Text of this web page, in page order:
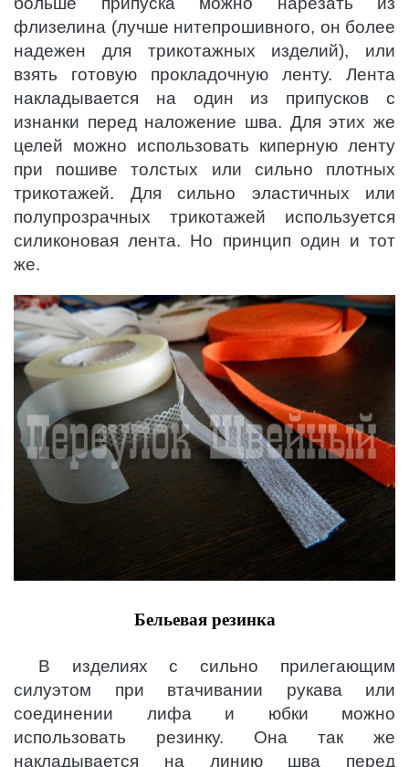
флизелина (лучше нитепрошивного, он более
надежен для трикотажных изделий), или
взять готовую прокладочную ленту. Лента
накладывается на один из припусков с
изнанки перед наложение шва. Для этих же
целей можно использовать киперную ленту
при пошиве толстых или сильно плотных
трикотажей. Для сильно эластичных или
полупрозрачных трикотажей используется
силиконовая лента. Но принцип один и тот
же.
Бельевая резинка
В изделиях с сильно прилегающим
силуэтом при втачивании рукава или
соединении лифа и юбки можно
использовать резинку. Она так же
накладывается на линию шва перед